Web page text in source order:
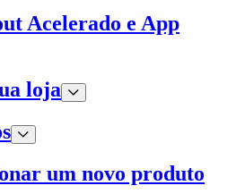
Acelerado e App
loja
um novo produto